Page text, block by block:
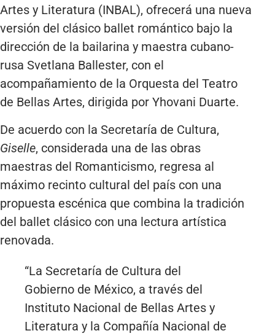
Artes y Literatura (INBAL), ofrecerá una nueva
versión del clásico ballet romántico bajo la
dirección de la bailarina y maestra cubano-
rusa Svetlana Ballester, con el
acompañamiento de la Orquesta del Teatro
de Bellas Artes, dirigida por Yhovani Duarte.
De acuerdo con la Secretaría de Cultura,
Giselle, considerada una de las obras
maestras del Romanticismo, regresa al
máximo recinto cultural del país con una
propuesta escénica que combina la tradición
del ballet clásico con una lectura artística
renovada.
“La Secretaría de Cultura del
Gobierno de México, a través del
Instituto Nacional de Bellas Artes y
Literatura y la Compañía Nacional de